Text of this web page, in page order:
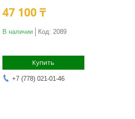
47 100 ₸
В наличии Код: 2089
Купить
+7 (778) 021-01-46